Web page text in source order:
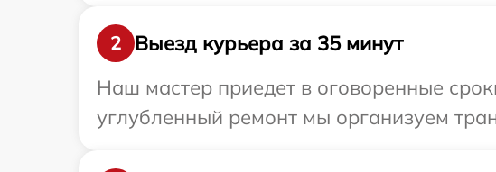
2
Выезд курьера за 35 минут
Наш мастер приедет в оговоренные
углубленный ремонт мы организуем